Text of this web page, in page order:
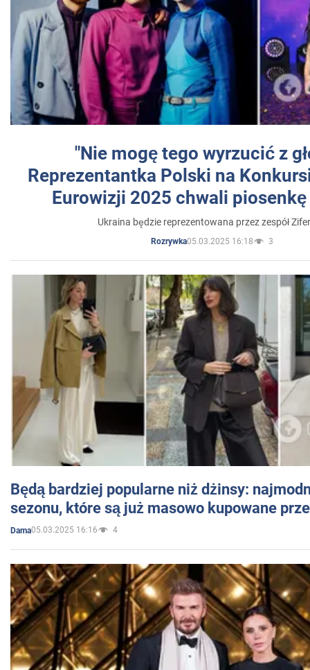
"Nie mogę tego wyrzucić z
Reprezentantka Polski na
Eurowizji 2025 chwali
Ukraina będzie reprezentowana przez zespół
Rozrywka05.03.2025 16:18 3
Będą bardziej popularne niż dżinsy:
sezonu, które są już masowo kupowane
Dama05.03.2025 16:16 4